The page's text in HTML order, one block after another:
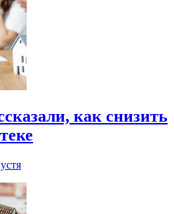
как снизить